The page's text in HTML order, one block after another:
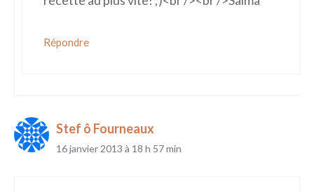
Répondre
Stef ô Fourneaux
16 janvier 2013 à 18 h 57 min